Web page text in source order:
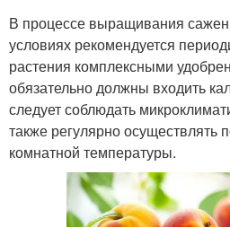
В процессе выращивания
условиях рекомендуется
растения комплексными
обязательно должны входить
следует соблюдать
также регулярно осуществлять
комнатной температуры.